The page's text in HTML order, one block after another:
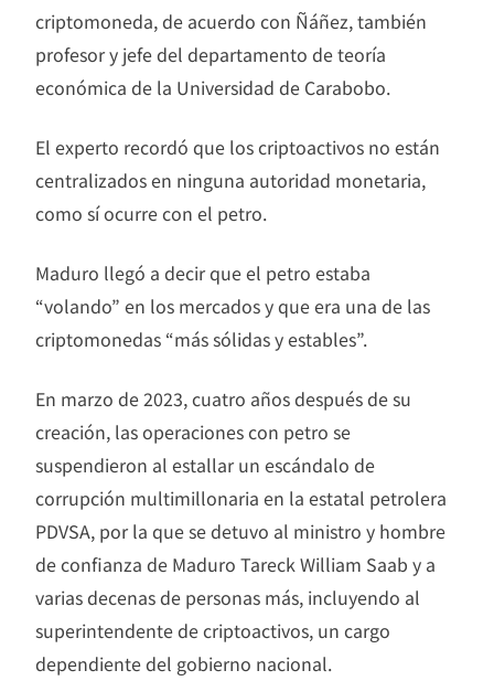
criptomoneda, de acuerdo con Ñáñez, también
profesor y jefe del departamento de teoría
económica de la Universidad de Carabobo.
El experto recordó que los criptoactivos no están
centralizados en ninguna autoridad monetaria,
como sí ocurre con el petro.
Maduro llegó a decir que el petro estaba
“volando” en los mercados y que era una de las
criptomonedas “más sólidas y estables”.
En marzo de 2023, cuatro años después de su
creación, las operaciones con petro se
suspendieron al estallar un escándalo de
corrupción multimillonaria en la estatal petrolera
PDVSA, por la que se detuvo al ministro y hombre
de confianza de Maduro Tareck William Saab y a
varias decenas de personas más, incluyendo al
superintendente de criptoactivos, un cargo
dependiente del gobierno nacional.